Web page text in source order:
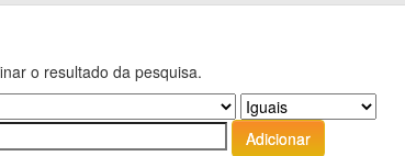
o resultado da pesquisa.